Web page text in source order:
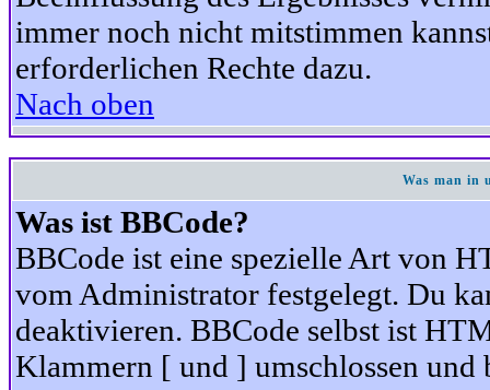
immer noch nicht mitstimmen
erforderlichen Rechte dazu.
Nach oben
Was man in
Was ist BBCode?
BBCode ist eine spezielle Art von
vom Administrator festgelegt. Du
deaktivieren. BBCode selbst ist
Klammern [ und ] umschlossen